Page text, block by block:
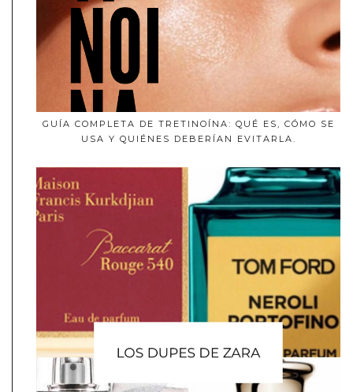
GUÍA COMPLETA DE TRETINOÍNA: QUÉ ES, CÓMO SE
USA Y QUIÉNES DEBERÍAN EVITARLA.